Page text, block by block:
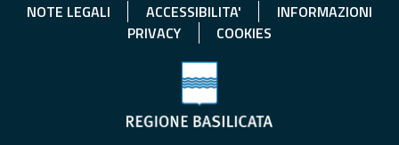
NOTE LEGALI ACCESSIBILITA'
INFORMAZIONI
PRIVACY
COOKIES